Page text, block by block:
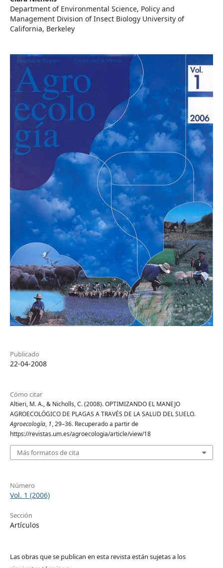
Department of Environmental Science, Policy and
Management Division of Insect Biology University of
California, Berkeley
Publicado
22-04-2008
Cómo citar
Altieri, M. A., & Nicholls, C. (2008). OPTIMIZANDO EL MANEJO
AGROECOLÓGICO DE PLAGAS A TRAVÉS DE LA SALUD DEL SUELO.
Agroecología, 1, 29–36. Recuperado a partir de
https://revistas.um.es/agroecologia/article/view/18
Más formatos de cita
Número
Vol. 1 (2006)
Sección
Artículos
Las obras que se publican en esta revista están sujetas a los